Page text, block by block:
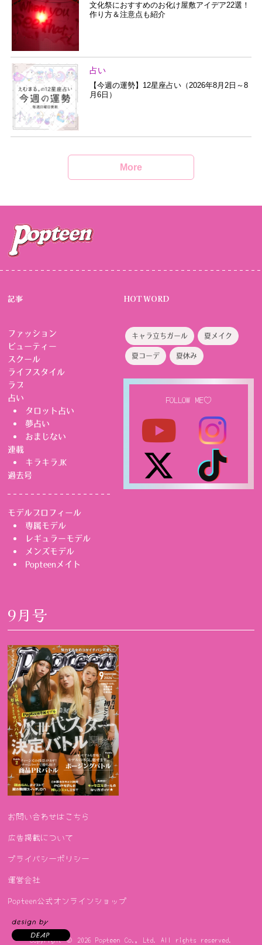
文化祭におすすめのお化け屋敷アイデア22選！
作り方＆注意点も紹介
占い
【今週の運勢】12星座占い（2026年8月2日～8
月6日）
More
記事
ファッション
ビューティー
スクール
ライフスタイル
ラブ
占い
タロット占い
夢占い
おまじない
連載
キラキラJK
過去号
モデルプロフィール
専属モデル
レギュラーモデル
メンズモデル
Popteenメイト
HOT WORD
キャラ立ちガール 夏メイク
夏コーデ 夏休み
FOLLOW ME♡
9月号
お問い合わせはこちら
広告掲載について
プライバシーポリシー
運営会社
Popteen公式オンラインショップ
Copyright © 2026 Popteen Co., Ltd. All rights reserved.